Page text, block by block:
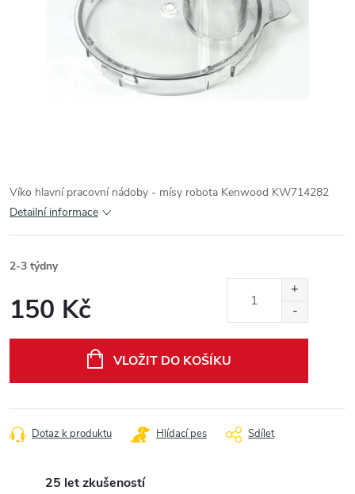
Víko hlavní pracovní nádoby - mísy robota Kenwood KW714282
Detailní informace
2-3 týdny
150 Kč
VLOŽIT DO KOŠÍKU
Dotaz k produktu Hlídací pes Sdílet
25 let zkušeností